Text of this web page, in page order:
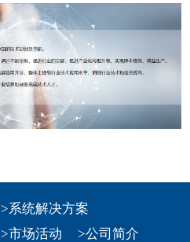
>系统解决方案
>市场活动 >公司简介